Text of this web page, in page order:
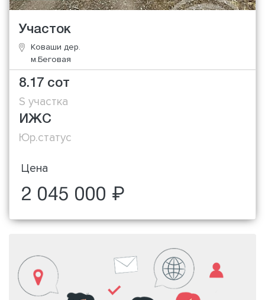
Участок
Коваши дер.
м.Беговая
8.17 сот
S участка
ИЖС
Юр.статус
Цена
2 045 000 ₽